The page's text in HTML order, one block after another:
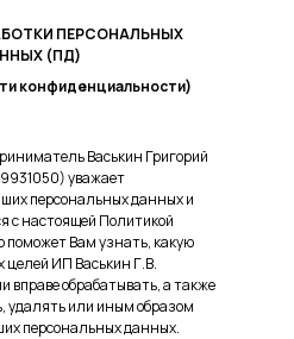
ПЕРСОНАЛЬНЫХ
(ПД)
конфиденциальности)
Васькин Григорий
уважает
персональных данных и
с настоящей Политикой
Вам узнать, какую
ИП Васькин Г.В.
вправе обрабатывать, а также
удалять или иным образом
персональных данных.